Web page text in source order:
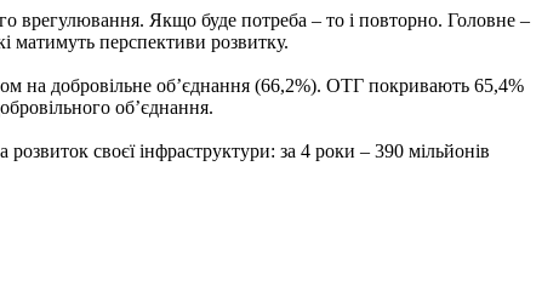
врегулювання. Якщо буде потреба – то і повторно. Головне –
матимуть перспективи розвитку.
на добровільне об’єднання (66,2%). ОТГ покривають 65,4%
об’єднання.
своєї інфраструктури: за 4 роки – 390 мільйонів